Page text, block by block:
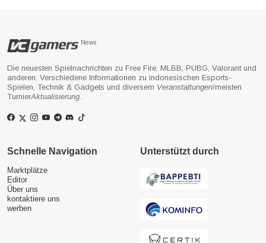
News
Die neuesten Spielnachrichten zu Free Fire, MLBB, PUBG, Valorant und
anderen. Verschiedene Informationen zu indonesischen Esports-
Spielen, Technik & Gadgets und diversem Veranstaltungen/meisten
TurnierAktualisierung.
Schnelle Navigation
Marktplätze
Editor
Über uns
kontaktiere uns
werben
Unterstützt durch